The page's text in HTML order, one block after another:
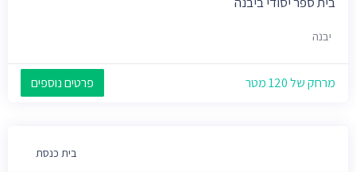
יבנה
מרחק של 120 מטר פרטים נוספים
בית כנסת